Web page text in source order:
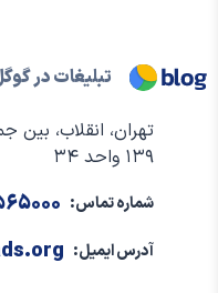
تبلیغات در
تهران، انقلاب، بین
۱۳۹ واحد ۳۴
شماره تماس:
آدرس ایمیل: